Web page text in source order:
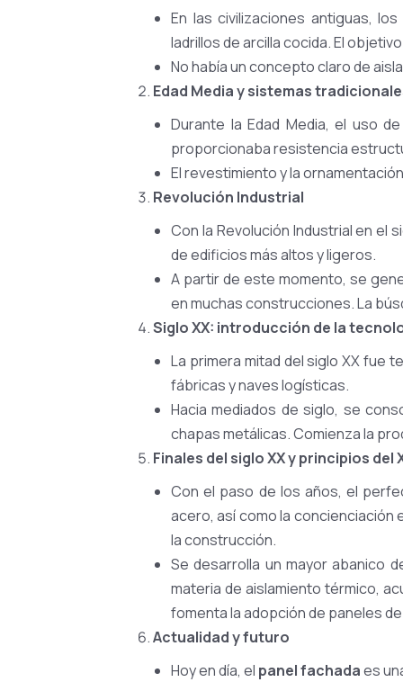
En las civilizaciones antiguas,
ladrillos de arcilla cocida. El
No había un concepto claro de
Edad Media y sistemas
Durante la Edad Media, el uso
proporcionaba resistencia
El revestimiento y la
Revolución Industrial
Con la Revolución Industrial en el
de edificios más altos y ligeros.
A partir de este momento, se
en muchas construcciones. La
Siglo XX: introducción de la
La primera mitad del siglo XX fue
fábricas y naves logísticas.
Hacia mediados de siglo, se
chapas metálicas. Comienza la
Finales del siglo XX y principios del
Con el paso de los años, el
acero, así como la
la construcción.
Se desarrolla un mayor abanico
materia de aislamiento térmico,
fomenta la adopción de paneles
Actualidad y futuro
Hoy en día, el panel fachadaes